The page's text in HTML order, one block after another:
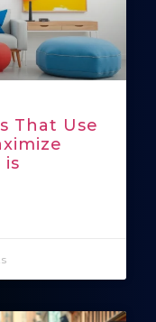
That Use
is